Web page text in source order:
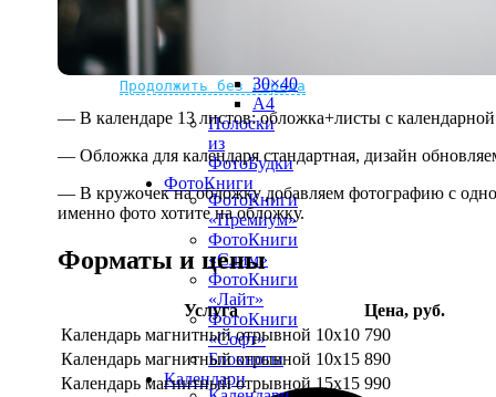
Не нашли Ваш город?
Продолжить без города
30×40
A4
Полоски
из
ФотоБудки
ФотоКниги
ФотоКниги
«Премиум»
ФотоКниги
«Слим»
ФотоКниги
«Лайт»
ФотоКниги
«Софт»
Блокноты
Календари
— В календаре 13 листов: обложка+листы с календарной
— Обложка для календаря стандартная, дизайн
— В кружочек на обложку добавляем фотографию с
именно фото хотите на обложку.
Форматы и цены
Услуга
Цена, руб.
Календарь магнитный отрывной 10x10 790
Календарь магнитный отрывной 10x15 890
Календарь магнитный отрывной 15x15 990